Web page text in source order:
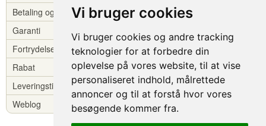
Vi bruger cookies
Vi bruger cookies og andre tracking
teknologier for at forbedre din
oplevelse på vores website, til at vise
personaliseret indhold, målrettede
annoncer og til at forstå hvor vores
besøgende kommer fra.
Betaling og levering
Garanti
Fortrydelsesret
Rabat
Leveringstid
Weblog